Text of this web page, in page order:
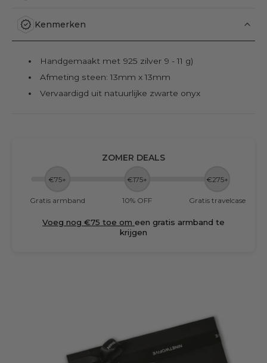
Kenmerken
Handgemaakt met 925 zilver 9 - 11 g)
Afmeting steen: 13mm x 13mm
Vervaardigd uit natuurlijke zwarte onyx
ZOMER DEALS
€75+ €175+ €275+
Gratis armband 10% OFF Gratis travelcase
Voeg nog €75 toe om een gratis armband te
krijgen